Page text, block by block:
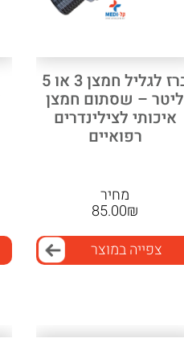
ברז לגליל חמצן 3 או 5
ליטר – שסתום חמצן
איכותי לצילינדרים
רפואיים
מחיר
₪
85.00
צפייה במוצר